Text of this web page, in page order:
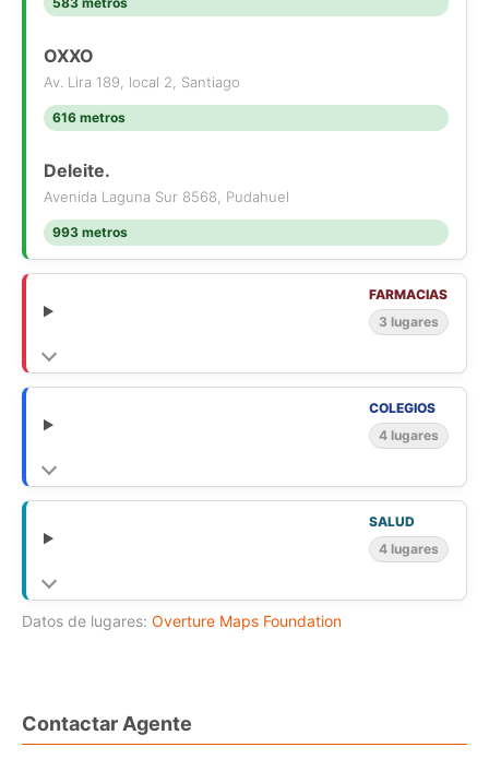
OXXO
Av. Lira 189, local 2, Santiago
616 metros
Deleite.
Avenida Laguna Sur 8568, Pudahuel
993 metros
FARMACIAS
3 lugares
COLEGIOS
4 lugares
SALUD
4 lugares
Datos de lugares: Overture Maps Foundation
Contactar Agente